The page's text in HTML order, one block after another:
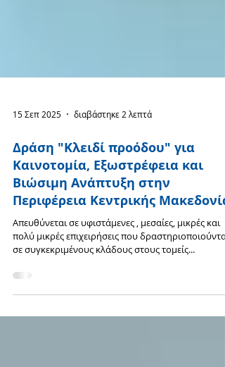
15 Σεπ 2025 διαβάστηκε 2 λεπτά
Δράση "Κλειδί προόδου" για
Καινοτομία, Εξωστρέφεια και
Βιώσιμη Ανάπτυξη στην
Περιφέρεια Κεντρικής
πολύ μικρές επιχειρήσεις που δραστηριοποιούνται